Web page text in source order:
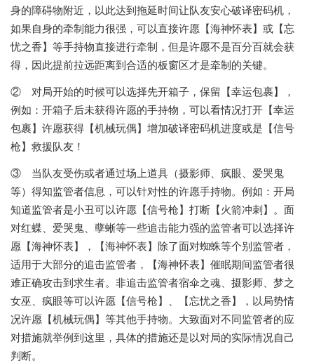
身的障碍物附近，以此达到拖延时间让队友安心破译密码机，
如果自身的牵制能力很强，可以直接许愿【海神怀表】或【忘
忧之香】等手持物直接进行牵制，但是许愿不是百分百就会获
得，因此提前拉远距离到合适的板窗区才是牵制的关键。
② 对局开始的时候可以选择先开箱子，保留【幸运包裹】，
例如：开箱子后未获得许愿的手持物，可以看情况打开【幸运
包裹】许愿获得【机械玩偶】增加破译密码机进度或是【信号
枪】救援队友！
③ 当队友受伤或者通过场上道具（摄影师、疯眼、爱哭鬼
等）得知监管者信息，可以针对性的许愿手持物。例如：开局
知道监管者是小丑可以许愿【信号枪】打断【火箭冲刺】。面
对红蝶、爱哭鬼、孽蜥等一些追击能力强的监管者可以选择许
愿【海神怀表】，【海神怀表】除了面对蜘蛛等个别监管者，
适用于大部分的追击监管者，【海神怀表】催眠期间监管者很
难正确攻击到求生者。非追击监管者宿伞之魂、摄影师、梦之
女巫、疯眼等可以许愿【信号枪】、【忘忧之香】，以局势情
况许愿【机械玩偶】等其他手持物。大致面对不同监管者的应
对措施就举例到这里，具体的措施还是以对局的实际情况自己
判断。